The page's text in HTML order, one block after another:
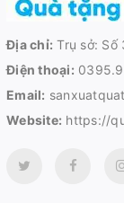
Địa chỉ: Trụ sở: Số
Điện thoại:
Email:
Website: https://